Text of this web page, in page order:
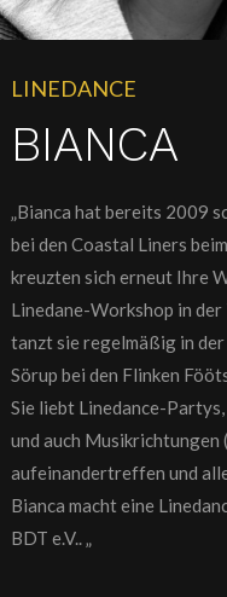
LINEDANCE
BIANCA
„Bianca hat bereits 2009
bei den Coastal Liners
kreuzten sich erneut Ihre
Linedane-Workshop in
tanzt sie regelmäßig in
Sörup bei den Flinken
Sie liebt Linedance-
und auch
aufeinandertreffen und
Bianca macht eine
BDT e.V.. „